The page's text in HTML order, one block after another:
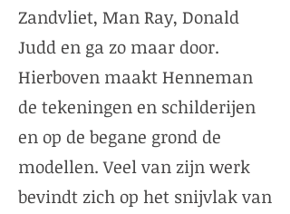
Zandvliet, Man Ray, Donald
Judd en ga zo maar door.
Hierboven maakt Henneman
de tekeningen en schilderijen
en op de begane grond de
modellen. Veel van zijn werk
bevindt zich op het snijvlak van